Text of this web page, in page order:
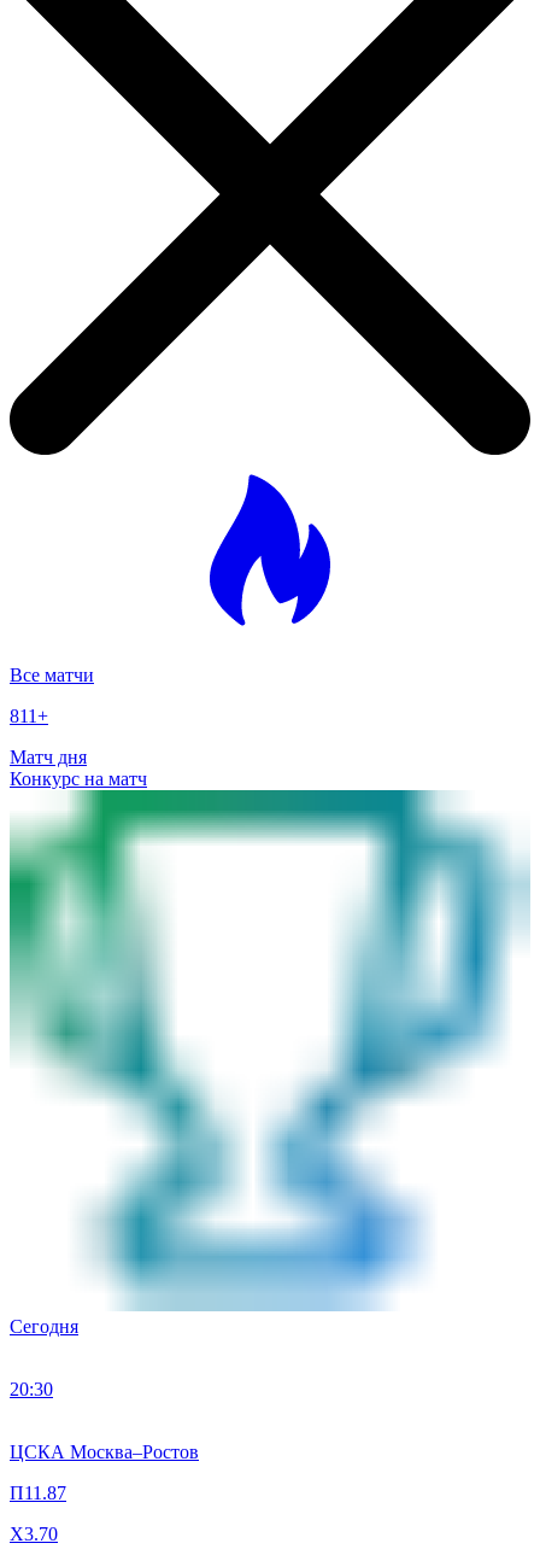
Все матчи
811+
Матч дня
Конкурс на матч
Сегодня
20:30
ЦСКА Москва–Ростов
П11.87
X3.70